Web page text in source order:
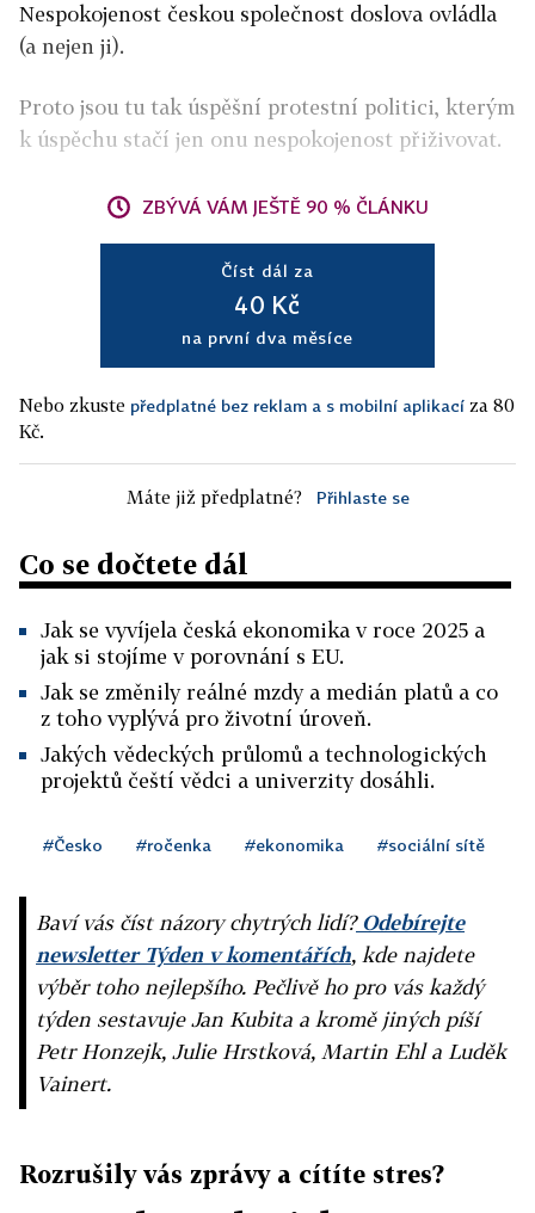
Nespokojenost českou společnost doslova ovládla
(a nejen ji).
Proto jsou tu tak úspěšní protestní politici, kterým
k úspěchu stačí jen onu nespokojenost přiživovat.
ZBÝVÁ VÁM JEŠTĚ 90 % ČLÁNKU
Číst dál za
40 Kč
na první dva měsíce
Nebo zkuste předplatné bez reklam a s mobilní aplikací za 80
Kč.
Máte již předplatné? Přihlaste se
Co se dočtete dál
Jak se vyvíjela česká ekonomika v roce 2025 a
jak si stojíme v porovnání s EU.
Jak se změnily reálné mzdy a medián platů a co
z toho vyplývá pro životní úroveň.
Jakých vědeckých průlomů a technologických
projektů čeští vědci a univerzity dosáhli.
#Česko #ročenka #ekonomika #sociální sítě
Baví vás číst názory chytrých lidí?Odebírejte
newsletter Týden v komentářích, kde najdete
výběr toho nejlepšího. Pečlivě ho pro vás každý
týden sestavuje Jan Kubita a kromě jiných píší
Petr Honzejk, Julie Hrstková, Martin Ehl a Luděk
Vainert.
Rozrušily vás zprávy a cítíte stres?